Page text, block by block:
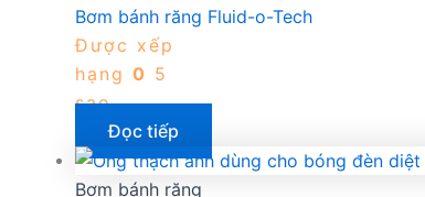
Bơm bánh răng Fluid-o-Tech
Được xếp
hạng 0 5
sao
Đọc tiếp
Bơm bánh răng